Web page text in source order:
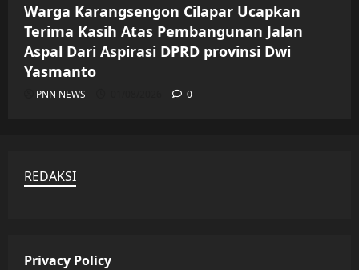
Warga Karangsengon Cilapar Ucapkan
Terima Kasih Atas Pembangunan Jalan
Aspal Dari Aspirasi DPRD provinsi Dwi
Yasmanto
PNN NEWS 0
REDAKSI
Privacy Policy